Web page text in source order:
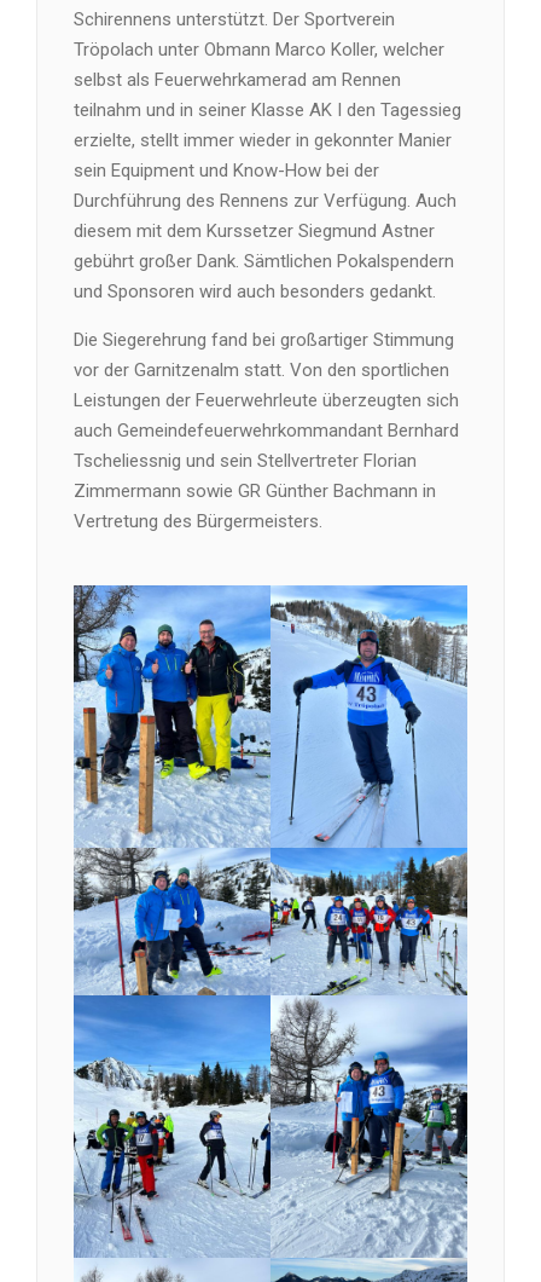
Schirennens unterstützt. Der Sportverein
Tröpolach unter Obmann Marco Koller, welcher
selbst als Feuerwehrkamerad am Rennen
teilnahm und in seiner Klasse AK I den Tagessieg
erzielte, stellt immer wieder in gekonnter Manier
sein Equipment und Know-How bei der
Durchführung des Rennens zur Verfügung. Auch
diesem mit dem Kurssetzer Siegmund Astner
gebührt großer Dank. Sämtlichen Pokalspendern
und Sponsoren wird auch besonders gedankt.
Die Siegerehrung fand bei großartiger Stimmung
vor der Garnitzenalm statt. Von den sportlichen
Leistungen der Feuerwehrleute überzeugten sich
auch Gemeindefeuerwehrkommandant Bernhard
Tscheliessnig und sein Stellvertreter Florian
Zimmermann sowie GR Günther Bachmann in
Vertretung des Bürgermeisters.